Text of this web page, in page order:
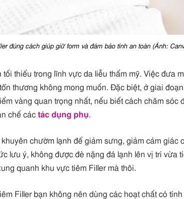
đúng cách giúp giữ form và đảm bảo tính an toàn (Ảnh:
tối thiểu trong lĩnh vực da liễu thẩm mỹ. Việc đưa
thương không mong muốn. Đặc biệt, ở giai
vàng quan trọng nhất, nếu biết cách chăm sóc
chế cáctác dụng phụ.
chườm lạnh để giảm sưng, giảm cảm giác
lưu ý, không được đè nặng đá lạnh lên vị trí vừa
quanh khu vực tiêm Filler mà thôi.
Filler bạn không nên dùng các hoạt chất có tính